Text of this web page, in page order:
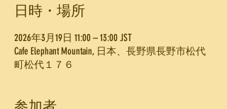
日時・場所
2026年3月19日 11:00 – 13:00 JST
Cafe Elephant Mountain, 日本、長野県長野市松代
町松代１７６